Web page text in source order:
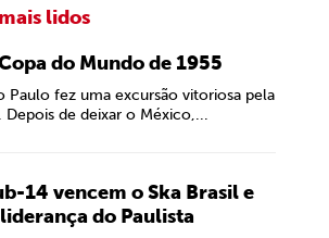
lidos
do Mundo de 1955
Paulo fez uma excursão vitoriosa pela
Depois de deixar o México,...
14 vencem o Ska Brasil e
do Paulista